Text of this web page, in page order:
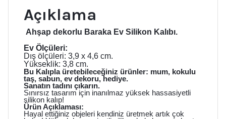
Mum
Kalıbı
adet
Açıklama
Ahşap dekorlu Baraka Ev Silikon Kalıbı.
Ev Ölçüleri:
Dış ölçüleri: 3,9 x 4,6 cm.
Yükseklik: 3,8 cm.
Bu Kalıpla üretebileceğiniz ürünler: mum, kokulu
taş, sabun, ev dekoru, hediye.
Sanatın tadını çıkarın.
Sınırsız tasarım için inanılmaz yüksek hassasiyetli
silikon kalıp!
Ürün Açıklaması:
Hayal ettiğiniz objeleri kendiniz üretmek artık çok